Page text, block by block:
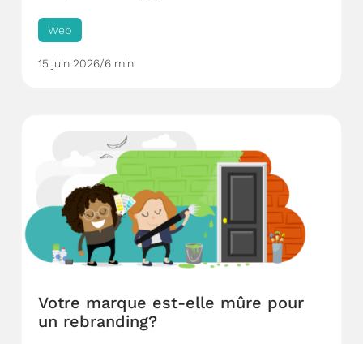
Web
15 juin 2026/6 min
Votre marque est-elle mûre pour
un rebranding?